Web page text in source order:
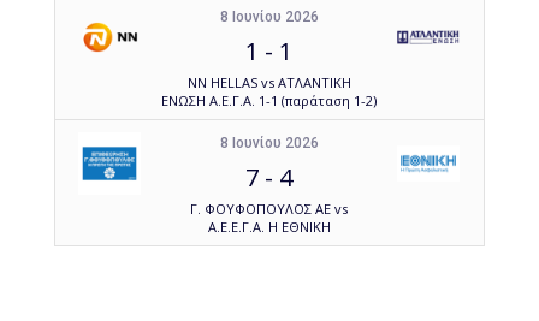
8 Ιουνίου 2026
1 - 1
NN HELLAS vs ΑΤΛΑΝΤΙΚΗ
ΕΝΩΣΗ Α.Ε.Γ.Α. 1-1 (παράταση 1-2)
8 Ιουνίου 2026
7 - 4
Γ. ΦΟΥΦΟΠΟΥΛΟΣ ΑΕ vs
Α.Ε.Ε.Γ.Α. Η ΕΘΝΙΚΗ